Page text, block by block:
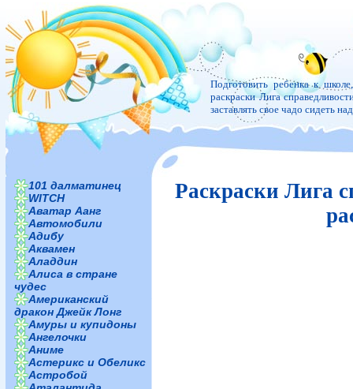
Подготовить ребенка к
раскраски Лига
заставлять свое чадо сидеть
101 далматинец
WITCH
Аватар Аанг
Автомобили
Адибу
Аквамен
Аладдин
Алиса в стране
чудес
Американский
дракон Джейк Лонг
Амуры и купидоны
Ангелочки
Аниме
Астерикс и Обеликс
Астробой
Раскраски Лига